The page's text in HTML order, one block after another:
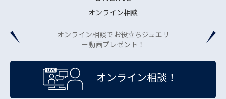
オンライン相談
オンライン相談でお役立ちジュエリ
ー動画プレゼント！
オンライン相談！